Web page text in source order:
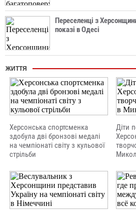
Переселенці з
показі в Одесі
ЖИТТЯ
Херсонська спортсменка
здобула дві бронзові медалі
на чемпіонаті світу з кульової
стрільби
Діти